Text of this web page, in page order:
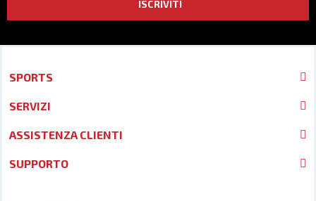
ISCRIVITI
SPORTS
SERVIZI
ASSISTENZA CLIENTI
SUPPORTO